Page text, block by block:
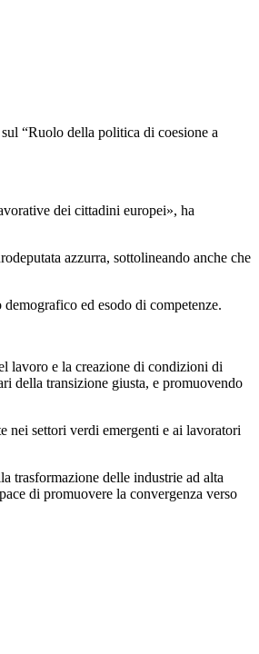
“Ruolo della politica di coesione a
dei cittadini europei», ha
azzurra, sottolineando anche che
ed esodo di competenze.
lavoro e la creazione di condizioni di
della transizione giusta, e promuovendo
nei settori verdi emergenti e ai lavoratori
trasformazione delle industrie ad alta
di promuovere la convergenza verso